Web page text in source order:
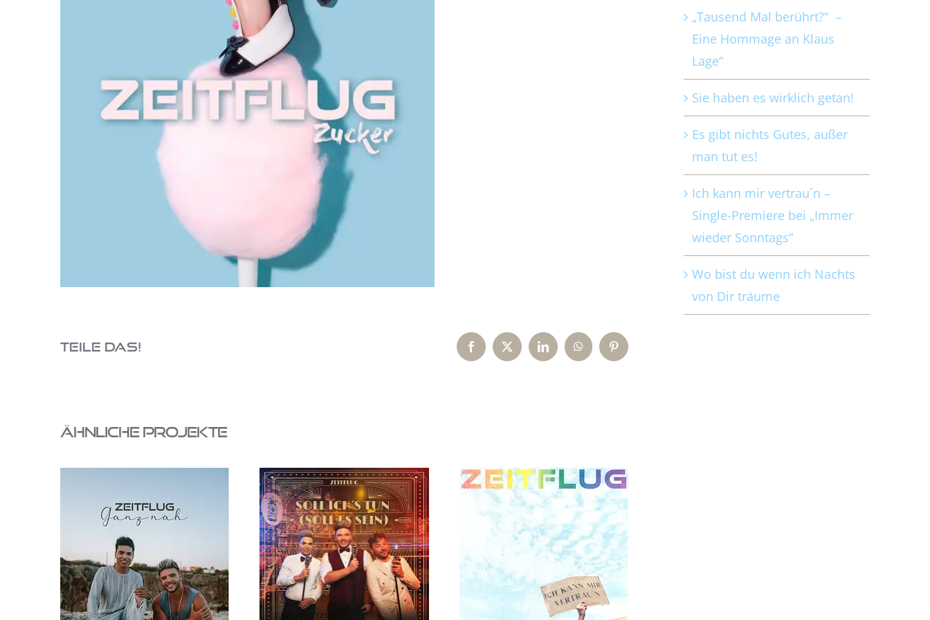
Teile das! Facebook
X LinkedInWhatsAppPinterest
Ähnliche Projekte
ZUSAMMEN!
SOLL ICH’S TUN?
(SOLL ES SEIN?)
„Tausend Mal berührt?“ –
Eine Hommage an Klaus
Lage“
Sie haben es wirklich getan!
Es gibt nichts Gutes, außer
man tut es!
Ich kann mir vertrau´n –
Single-Premiere bei „Immer
wieder Sonntags“
Wo bist du wenn ich Nachts
von Dir träume